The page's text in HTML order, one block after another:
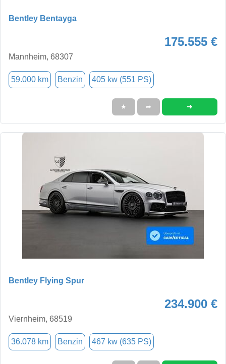
Bentley Bentayga
175.555 €
Mannheim, 68307
59.000 km Benzin 405 kw (551 PS)
★ ➦ ➜
Bentley Flying Spur
234.900 €
Viernheim, 68519
36.078 km Benzin 467 kw (635 PS)